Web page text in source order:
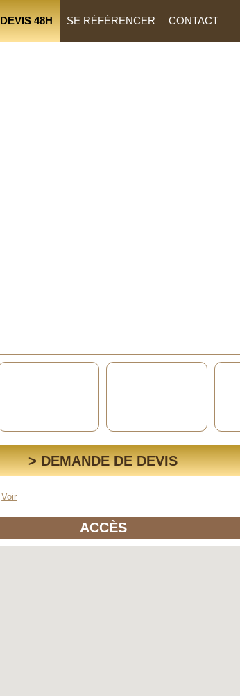
DEVIS 48H SE RÉFÉRENCER CONTACT
> DEMANDE DE DEVIS
Voir
ACCÈS